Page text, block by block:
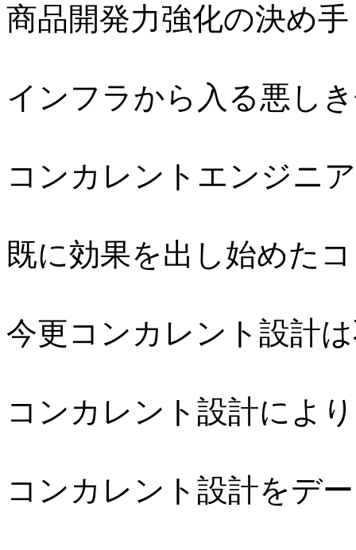
商品開発力強化の決め手
インフラから入る悪し
コンカレントエンジニ
既に効果を出し始めた
今更コンカレント設計
コンカレント設計によ
コンカレント設計をデ